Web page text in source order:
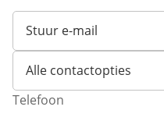
Stuur e-mail
Opent e-mailclient
Alle contactopties
Telefoon